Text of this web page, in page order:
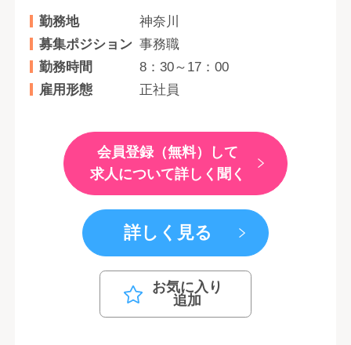
勤務地
神奈川
募集ポジション 事務職
勤務時間
8：30～17：00
雇用形態
正社員
会員登録（無料）して
求人について詳しく聞く
詳しく見る
お気に入り
追加